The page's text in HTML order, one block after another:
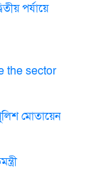
পর্যায়ে
the sector
মোতায়েন